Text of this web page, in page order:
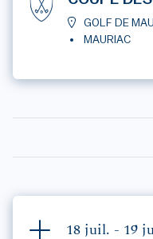
GOLF DE
MAURIAC
18 juil. - 19